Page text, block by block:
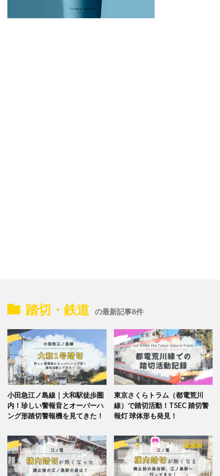
踏切・鉄道 の最新記事8件
小田急江ノ島線｜大和駅徒歩圏
内！珍しい警報音とオーバーハ
ング形踏切警報機を見てきた！
東京さくらトラム（都電荒川
線）で踏切活動！TSEC 踏切警
報灯 球体形も発見！